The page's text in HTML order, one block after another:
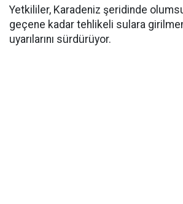
Yetkililer, Karadeniz şeridinde
geçene kadar tehlikeli sulara
uyarılarını sürdürüyor.